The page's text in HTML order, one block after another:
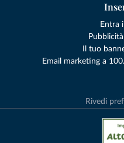
Entra
Il tuo
Email marketing a
Rivedi